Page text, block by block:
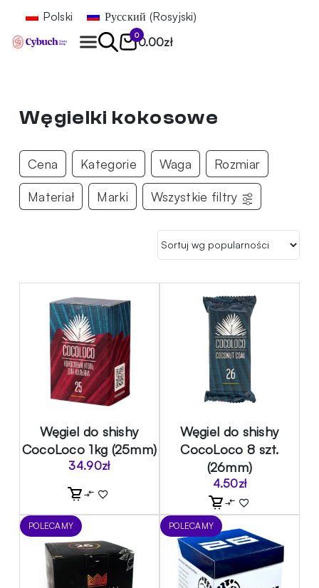
Polski Русский (Rosyjski)
0
0.00zł
Węgielki kokosowe
Cena Kategorie Waga Rozmiar
Materiał Marki Wszystkie filtry
Węgiel do shishy
CocoLoco 1kg (25mm)
34.90zł
Węgiel do shishy
CocoLoco 8 szt.
(26mm)
4.50zł
POLECAMY POLECAMY